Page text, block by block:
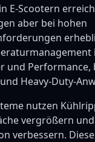
E-Scootern
aber bei hohen
und Performance,
Heavy-Duty-
nutzen
vergrößern
verbessern.